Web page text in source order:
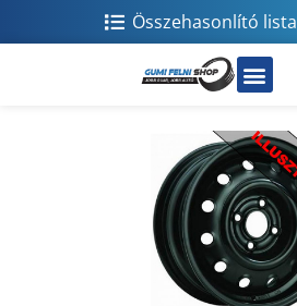
Összehasonlító lista